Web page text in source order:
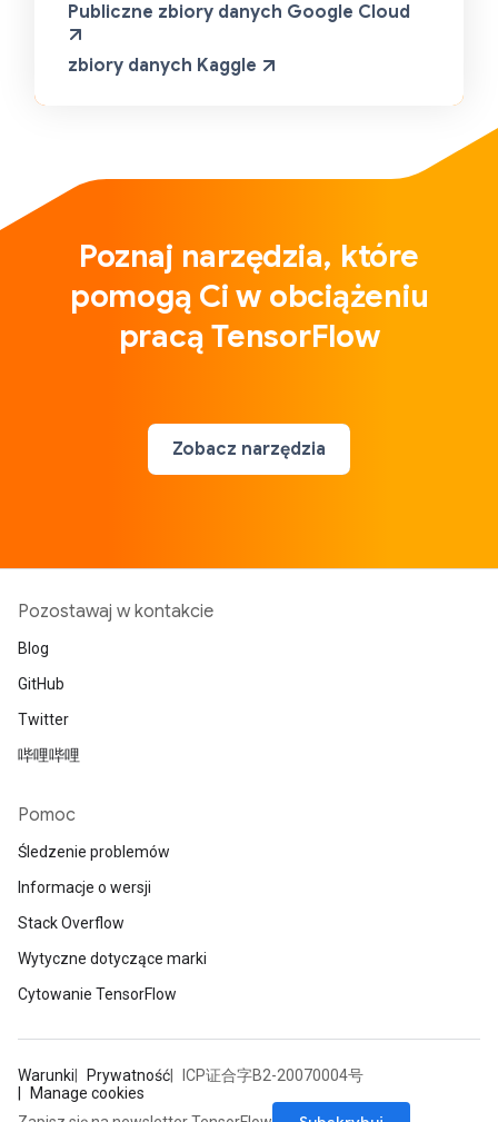
Publiczne zbiory danych Google Cloud
zbiory danych Kaggle
Poznaj narzędzia, które
pomogą Ci w obciążeniu
pracą TensorFlow
Zobacz narzędzia
Pozostawaj w kontakcie
Blog
GitHub
Twitter
哔哩哔哩
Pomoc
Śledzenie problemów
Informacje o wersji
Stack Overflow
Wytyczne dotyczące marki
Cytowanie TensorFlow
Warunki Prywatność
ICP证合字B2-20070004号
Manage cookies